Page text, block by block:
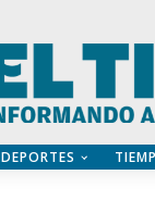
DEPORTES